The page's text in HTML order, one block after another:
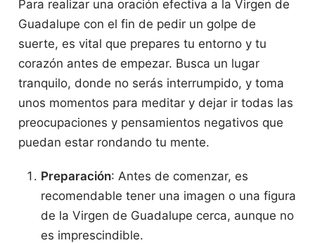
Para realizar una oración efectiva a la Virgen de
Guadalupe con el fin de pedir un golpe de
suerte, es vital que prepares tu entorno y tu
corazón antes de empezar. Busca un lugar
tranquilo, donde no serás interrumpido, y toma
unos momentos para meditar y dejar ir todas las
preocupaciones y pensamientos negativos que
puedan estar rondando tu mente.
Preparación: Antes de comenzar, es
recomendable tener una imagen o una figura
de la Virgen de Guadalupe cerca, aunque no
es imprescindible.